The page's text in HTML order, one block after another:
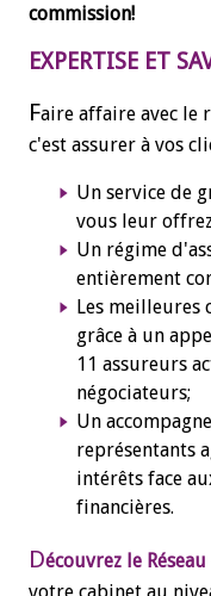
commission!
EXPERTISE ET
Faire affaire avec le
c'est assurer à vos
Un service de
vous leur
Un régime
entièrement
Les meilleures
grâce à un
11 assureurs
négociateurs;
Un
représentants
intérêts face
financières.
Découvrez le
votre cabinet au